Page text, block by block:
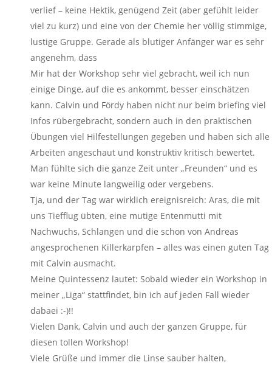
verlief – keine Hektik, genügend Zeit (aber gefühlt leider
viel zu kurz) und eine von der Chemie her völlig stimmige,
lustige Gruppe. Gerade als blutiger Anfänger war es sehr
angenehm, dass
Mir hat der Workshop sehr viel gebracht, weil ich nun
einige Dinge, auf die es ankommt, besser einschätzen
kann. Calvin und Fördy haben nicht nur beim briefing viel
Infos rübergebracht, sondern auch in den praktischen
Übungen viel Hilfestellungen gegeben und haben sich alle
Arbeiten angeschaut und konstruktiv kritisch bewertet.
Man fühlte sich die ganze Zeit unter „Freunden“ und es
war keine Minute langweilig oder vergebens.
Tja, und der Tag war wirklich ereignisreich: Aras, die mit
uns Tiefflug übten, eine mutige Entenmutti mit
Nachwuchs, Schlangen und die schon von Andreas
angesprochenen Killerkarpfen – alles was einen guten Tag
mit Calvin ausmacht.
Meine Quintessenz lautet: Sobald wieder ein Workshop in
meiner „Liga“ stattfindet, bin ich auf jeden Fall wieder
dabaei :-)!!
Vielen Dank, Calvin und auch der ganzen Gruppe, für
diesen tollen Workshop!
Viele Grüße und immer die Linse sauber halten,